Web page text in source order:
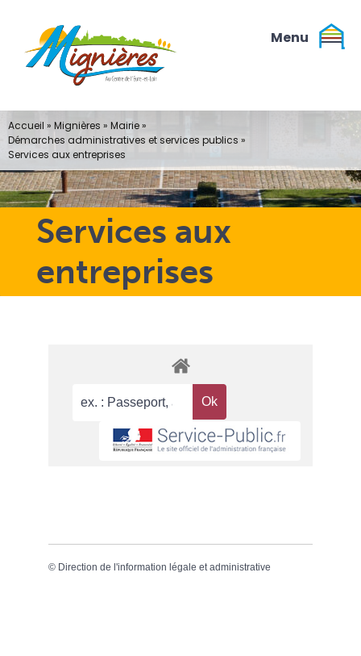
contenu
Services aux
entreprises
Accueil » Mignières » Mairie»
Démarches administratives et services publics »
Services aux entreprises
© Direction de l'information légale et administrative